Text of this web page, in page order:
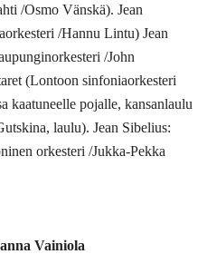
/Osmo Vänskä). Jean
/Hannu Lintu) Jean
/John
(Lontoon sinfoniaorkesteri
kaatuneelle pojalle, kansanlaulu
laulu). Jean Sibelius:
orkesteri /Jukka-Pekka
Vainiola